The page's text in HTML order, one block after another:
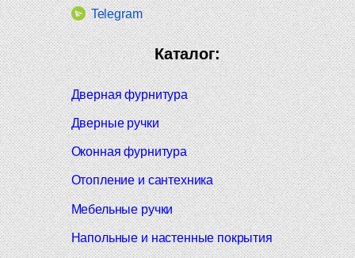
Telegram
Каталог:
Дверная фурнитура
Дверные ручки
Оконная фурнитура
Отопление и сантехника
Мебельные ручки
Напольные и настенные покрытия